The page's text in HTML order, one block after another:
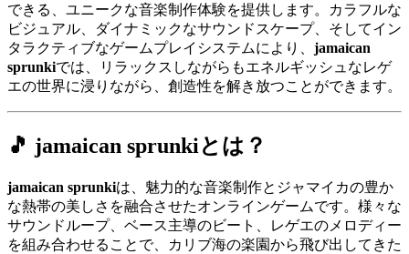
できる、ユニークな音楽制作体験を提供します。カラフルな
ビジュアル、ダイナミックなサウンドスケープ、そしてイン
タラクティブなゲームプレイシステムにより、 jamaican
sprunkiでは、リラックスしながらもエネルギッシュなレゲ
エの世界に浸りながら、創造性を解き放つことができます。
🎵 jamaican sprunkiとは？
jamaican sprunkiは、魅力的な音楽制作とジャマイカの豊か
な熱帯の美しさを融合させたオンラインゲームです。様々な
サウンドループ、ベース主導のビート、レゲエのメロディー
を組み合わせることで、カリブ海の楽園から飛び出してきた